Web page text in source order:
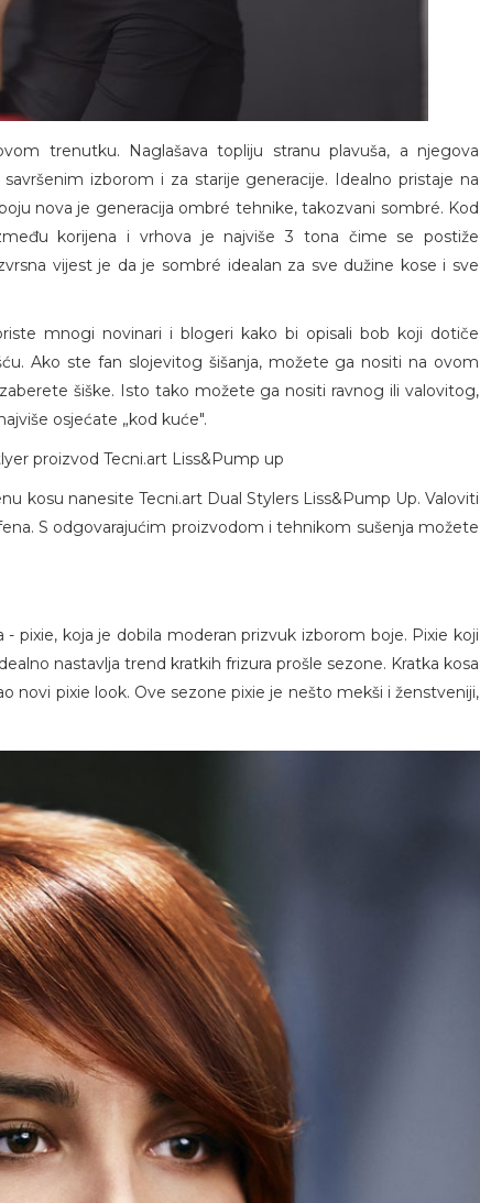
trenutku. Naglašava topliju stranu plavuša, a njegova
izborom i za starije generacije. Idealno pristaje na
nova je generacija ombré tehnike, takozvani sombré. Kod
korijena i vrhova je najviše 3 tona čime se postiže
vijest je da je sombré idealan za sve dužine kose i sve
mnogi novinari i blogeri kako bi opisali bob koji dotiče
Ako ste fan slojevitog šišanja, možete ga nositi na ovom
šiške. Isto tako možete ga nositi ravnog ili valovitog,
osjećate „kod kuće".
proizvod Tecni.art Liss&Pump up
kosu nanesite Tecni.art Dual Stylers Liss&Pump Up. Valoviti
S odgovarajućim proizvodom i tehnikom sušenja možete
pixie, koja je dobila moderan prizvuk izborom boje. Pixie koji
nastavlja trend kratkih frizura prošle sezone. Kratka kosa
novi pixie look. Ove sezone pixie je nešto mekši i ženstveniji,